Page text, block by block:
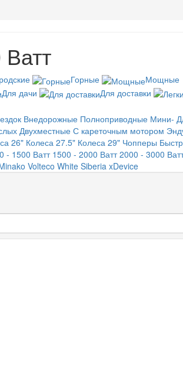
Горные
Мощные
Для дачи
Для доставки
Внедорожные Полноприводные Мини-
Двухместные С кареточным мотором
26" Колеса 27.5" Колеса 29" Чопперы
- 1500 Ватт 1500 - 2000 Ватт 2000 - 3000
Volteco White Siberia xDevice